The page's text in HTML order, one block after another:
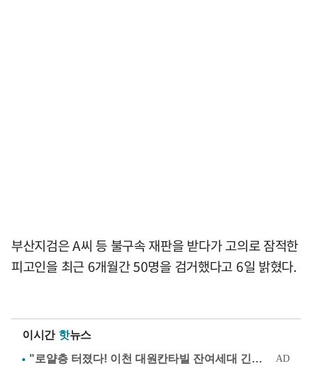
부산지검은 A씨 등 불구속 재판을 받다가 고의로 잠적한
피고인을 최근 6개월간 50명을 검거했다고 6일 밝혔다.
이시간 핫뉴스